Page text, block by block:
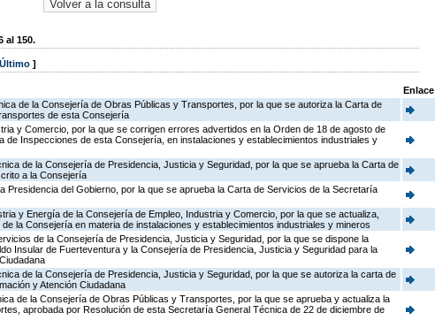
al 150.
Último ]
Enlace
de la Consejería de Obras Públicas y Transportes, por la que se autoriza la Carta de
de esta Consejería
y Comercio, por la que se corrigen errores advertidos en la Orden de 18 de agosto de
de Inspecciones de esta Consejería, en instalaciones y establecimientos industriales y
de la Consejería de Presidencia, Justicia y Seguridad, por la que se aprueba la Carta de
a la Consejería
Presidencia del Gobierno, por la que se aprueba la Carta de Servicios de la Secretaría
y Energía de la Consejería de Empleo, Industria y Comercio, por la que se actualiza,
la Consejería en materia de instalaciones y establecimientos industriales y mineros
de la Consejería de Presidencia, Justicia y Seguridad, por la que se dispone la
Insular de Fuerteventura y la Consejería de Presidencia, Justicia y Seguridad para la
de la Consejería de Presidencia, Justicia y Seguridad, por la que se autoriza la carta de
y Atención Ciudadana
de la Consejería de Obras Públicas y Transportes, por la que se aprueba y actualiza la
aprobada por Resolución de esta Secretaría General Técnica de 22 de diciembre de